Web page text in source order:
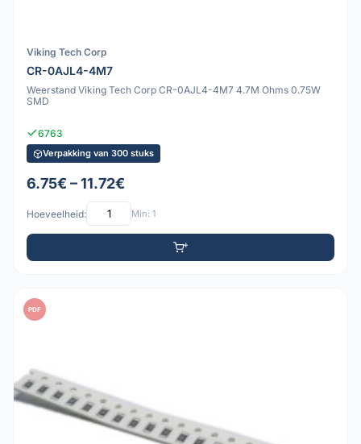
Viking Tech Corp
CR-0AJL4-4M7
Weerstand Viking Tech Corp CR-0AJL4-4M7 4.7M Ohms 0.75W
SMD
6763
Verpakking van 300 stuks
6.75€ – 11.72€
Hoeveelheid: Min: 1
PDF